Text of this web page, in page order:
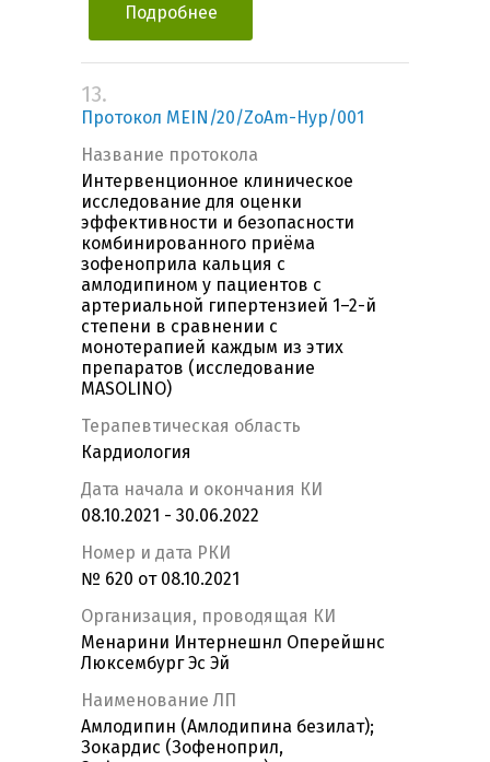
Подробнее
13.
Протокол MEIN/20/ZoAm-Hyp/001
Название протокола
Интервенционное клиническое
исследование для оценки
эффективности и безопасности
комбинированного приёма
зофеноприла кальция с
амлодипином у пациентов с
артериальной гипертензией 1–2-й
степени в сравнении с
монотерапией каждым из этих
препаратов (исследование
MASOLINO)
Терапевтическая область
Кардиология
Дата начала и окончания КИ
08.10.2021 - 30.06.2022
Номер и дата РКИ
№ 620 от 08.10.2021
Организация, проводящая КИ
Менарини Интернешнл Оперейшнс
Люксембург Эс Эй
Наименование ЛП
Амлодипин (Амлодипина безилат);
Зокардис (Зофеноприл,